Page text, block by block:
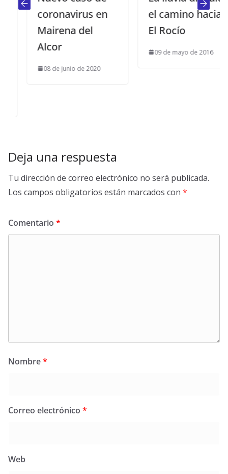
coronavirus en
Mairena del
Alcor
08 de junio de 2020
el camino hacia
El Rocío
09 de mayo de 2016
Deja una respuesta
Tu dirección de correo electrónico no será publicada.
Los campos obligatorios están marcados con *
Comentario *
Nombre*
Correo electrónico *
Web